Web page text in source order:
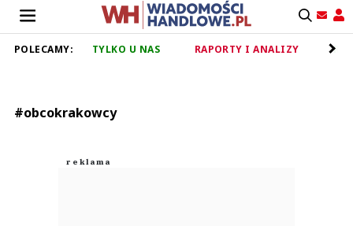
POLECAMY: TYLKO U NAS RAPORTY I ANALIZY
#obcokrakowcy